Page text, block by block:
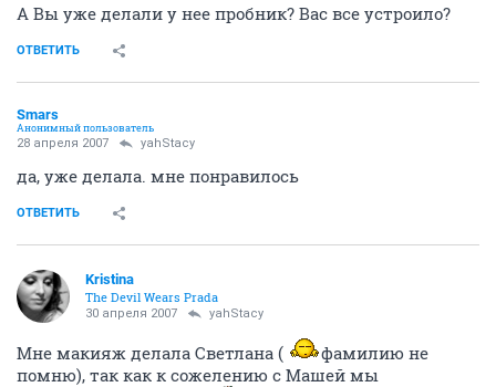
А Вы уже делали у нее пробник? Вас все устроило?
ОТВЕТИТЬ
Smars
Анонимный пользователь
28 апреля 2007 yahStacy
да, уже делала. мне понравилось
ОТВЕТИТЬ
Kristina
The Devil Wears Prada
30 апреля 2007 yahStacy
Мне макияж делала Светлана (
фамилию не
помню), так как к сожелению с Машей мы